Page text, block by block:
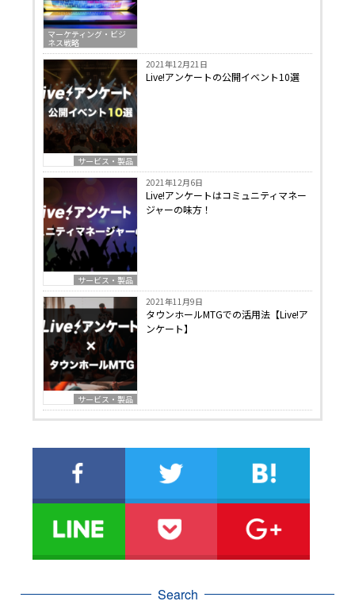
マーケティング・ビジ
ネス戦略
サービス・製品
2021年12月21日
Live!アンケートの公開イベント10選
サービス・製品
2021年12月6日
Live!アンケートはコミュニティマネー
ジャーの味方！
サービス・製品
2021年11月9日
タウンホールMTGでの活用法【Live!ア
ンケート】
Search